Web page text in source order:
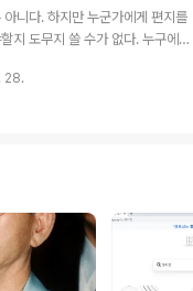
하는 것입니다. 반볻되는 실패는
니다. '실패 같은 건 의미가 없
면 초보적이며, 무의미한 충고처
니다. 하지만 누군가에게 편지를
지 도무지 쓸 수가 없다. 누구에게
게 보낸 적이 있었던가? 이메일은
를 간절히 바란다. * 이태준의 서
을 보자. 반세기가 넘었지만 구구
편지란 어떤 것인가? 편지는 '남과
하였다. 또 편지는 '할 말이 있는
으니까 쓰는 것'이라 하였다. 그러
28.